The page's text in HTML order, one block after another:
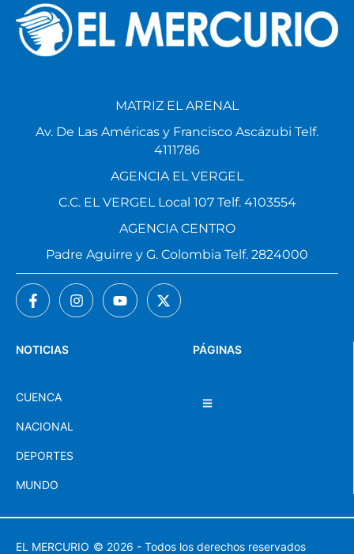
PÁGINAS
NOTICIAS
CUENCA
NACIONAL
DEPORTES
MUNDO
MATRIZ EL ARENAL
Av. De Las Américas y Francisco Ascázubi Telf.
4111786
AGENCIA EL VERGEL
C.C. EL VERGEL Local 107 Telf. 4103554
AGENCIA CENTRO
Padre Aguirre y G. Colombia Telf. 2824000
EL MERCURIO © 2026 - Todos los derechos reservados